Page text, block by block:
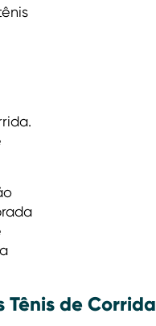
Tênis de Corrida